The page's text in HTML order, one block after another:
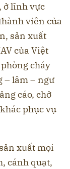
ở lĩnh vực
viên của
sản xuất
của Việt
cháy
– lâm – ngư
cáo, chở
phục vụ
xuất mọi
cánh quạt,